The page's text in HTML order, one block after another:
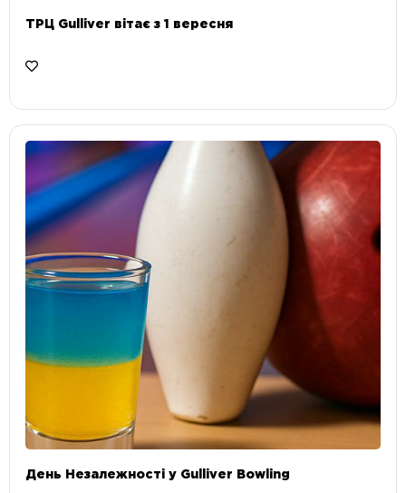
ТРЦ Gulliver вітає з 1 вересня
День Незалежності у Gulliver Bowling